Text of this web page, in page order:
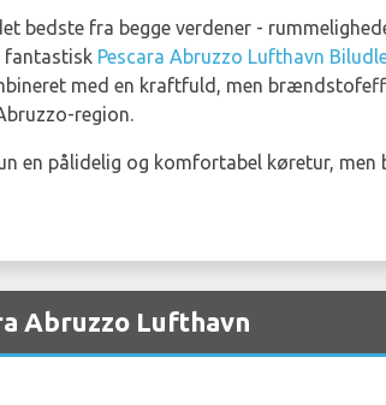
bedste fra begge verdener -
fantastisk Pescara Abruzzo Lufthavn
med en kraftfuld, men
region.
en pålidelig og komfortabel køretur, men
Abruzzo Lufthavn